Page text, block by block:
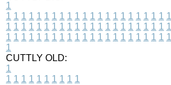
1
1 1 1 1 1 1 1 1 1 1 1 1 1 1 1 1 1 1 1 1 1 1
1 1 1 1 1 1 1 1 1 1 1 1 1 1 1 1 1 1 1 1 1 1
1 1 1 1 1 1 1 1 1 1 1 1 1 1 1 1 1 1 1 1 1 1
1
CUTTLY OLD:
1
1 1 1 1 1 1 1 1 1 1